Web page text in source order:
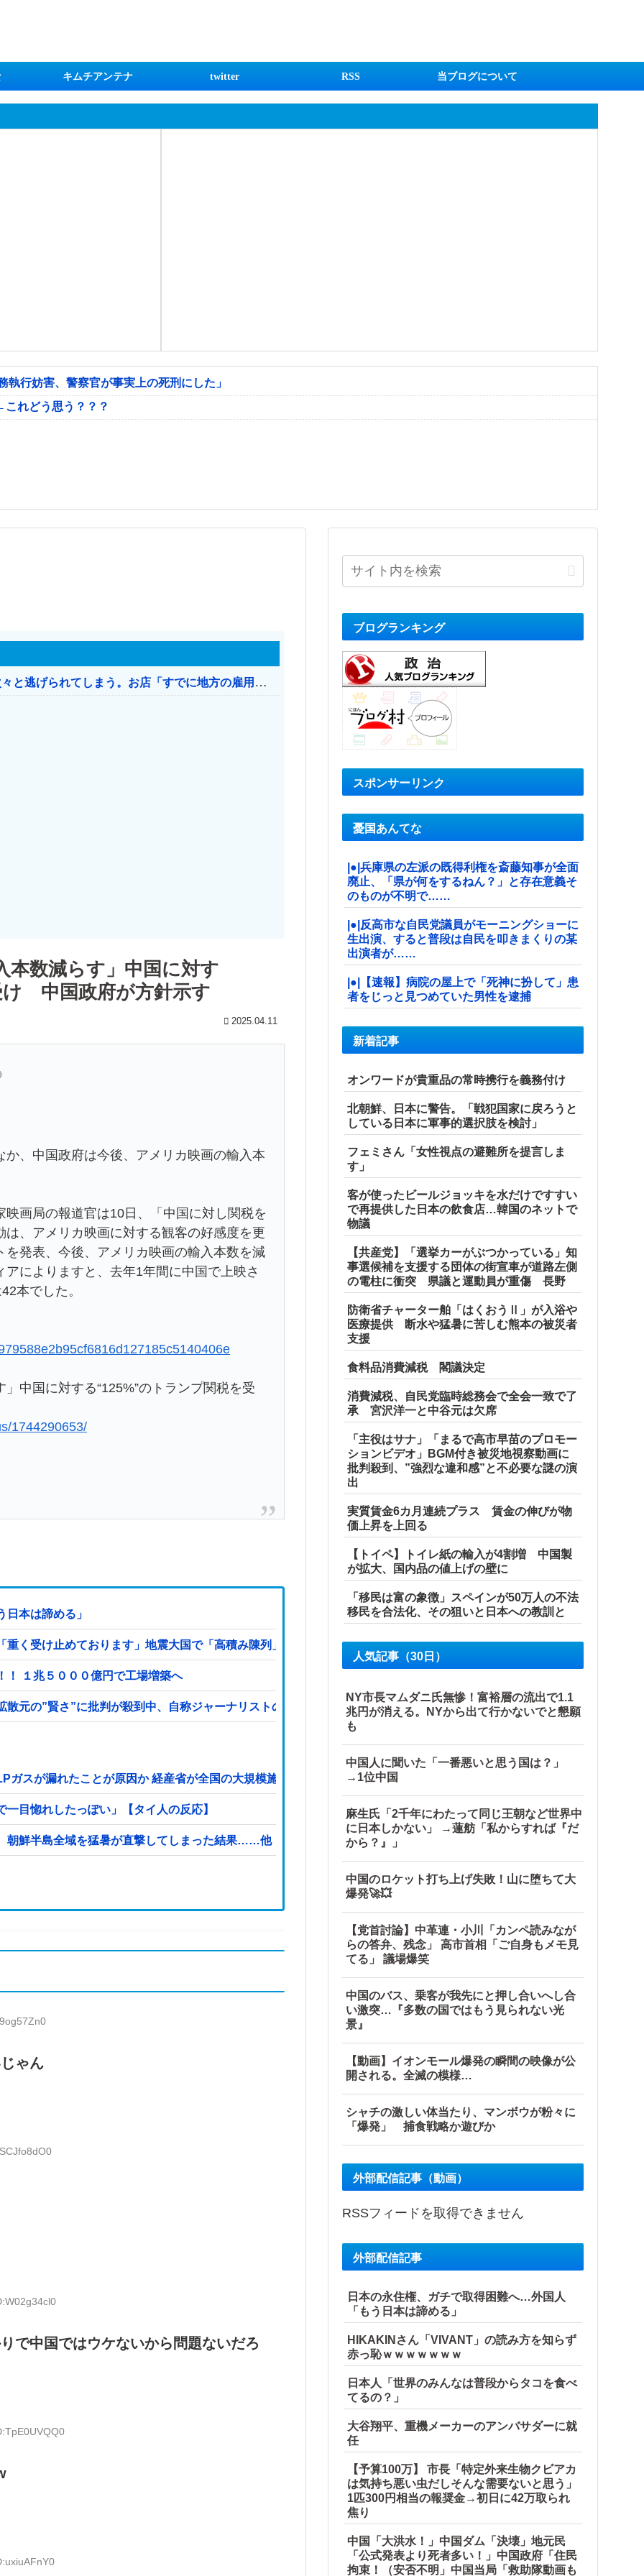
キムチアンテナ twitter RSS 当ブログについて
行妨害、警察官が事実上の死刑にした」
れどう思う？？？
日本のお店、時給1500円でもミャンマー人に次々と逃げられてしまう。お店「すでに地方の雇用は崩壊」
本数減らす」中国に対す
け 中国政府が方針示す
2025.04.11
、中国政府は今後、アメリカ映画の輸入本
画局の報道官は10日、「中国に対し関税を
、アメリカ映画に対する観客の好感度を更
発表、今後、アメリカ映画の輸入本数を減
によりますと、去年1年間に中国で上映さ
本でした。
中国に対する“125%”のトランプ関税を受
1744290653/
本は諦める」
く受け止めております」地震大国で「高積み陳列」が心配...IKEAにも聞いた
！ １兆５０００億円で工場増築へ
散元の”賢さ”に批判が殺到中、自称ジャーナリストのやり口というのが……
スが漏れたことが原因か 経産省が全国の大規模施設でガス供給設備の点検要請
目惚れしたっぽい」【タイ人の反応】
朝鮮半島全域を猛暑が直撃してしまった結果……他
ゃん
で中国ではウケないから問題ないだろ
ブログランキング
スポンサーリンク
憂国あんてな
|●|兵庫県の左派の既得利権を斎藤知事が全面
廃止、「県が何をするねん？」と存在意義そ
のものが不明で……
|●|反高市な自民党議員がモーニングショーに
生出演、すると普段は自民を叩きまくりの某
出演者が……
|●|【速報】病院の屋上で「死神に扮して」患
者をじっと見つめていた男性を逮捕
新着記事
オンワードが貴重品の常時携行を義務付け
北朝鮮、日本に警告。「戦犯国家に戻ろうと
している日本に軍事的選択肢を検討」
フェミさん「女性視点の避難所を提言しま
す」
客が使ったビールジョッキを水だけですすい
で再提供した日本の飲食店…韓国のネットで
物議
【共産党】「選挙カーがぶつかっている」知
事選候補を支援する団体の街宣車が道路左側
の電柱に衝突 県議と運動員が重傷 長野
防衛省チャーター舶「はくおうⅡ」が入浴や
医療提供 断水や猛暑に苦しむ熊本の被災者
支援
食料品消費減税 閣議決定
消費減税、自民党臨時総務会で全会一致で了
承 宮沢洋一と中谷元は欠席
「主役はサナ」「まるで高市早苗のプロモー
ションビデオ」BGM付き被災地視察動画に
批判殺到、”強烈な違和感”と不必要な謎の演
出
実質賃金6カ月連続プラス 賃金の伸びが物
価上昇を上回る
【トイペ】トイレ紙の輸入が4割増 中国製
が拡大、国内品の値上げの壁に
「移民は富の象徴」スペインが50万人の不法
移民を合法化、その狙いと日本への教訓と
人気記事（30日）
NY市長マムダニ氏無惨！富裕層の流出で1.1
兆円が消える。NYから出て行かないでと懇願
も
中国人に聞いた「一番悪いと思う国は？」
→1位中国
麻生氏「2千年にわたって同じ王朝など世界中
に日本しかない」 →蓮舫「私からすれば『だ
から？』」
中国のロケット打ち上げ失敗！山に堕ちて大
爆発🚀💥
【党首討論】中革連・小川「カンペ読みなが
らの答弁、残念」 高市首相「ご自身もメモ見
てる」 議場爆笑
中国のバス、乗客が我先にと押し合いへし合
い激突…『多数の国ではもう見られない光
景』
【動画】イオンモール爆発の瞬間の映像が公
開される。全滅の模様…
シャチの激しい体当たり、マンボウが粉々に
「爆発」 捕食戦略か遊びか
外部配信記事（動画）
RSSフィードを取得できません
外部配信記事
日本の永住権、ガチで取得困難へ…外国人
「もう日本は諦める」
HIKAKINさん「VIVANT」の読み方を知らず
赤っ恥ｗｗｗｗｗｗｗ
日本人「世界のみんなは普段からタコを食べ
てるの？」
大谷翔平、重機メーカーのアンバサダーに就
任
【予算100万】 市長「特定外来生物クビアカ
は気持ち悪い虫だしそんな需要ないと思う」
1匹300円相当の報奨金→初日に42万取られ
焦り
中国「大洪水！」中国ダム「決壊」地元民
「公式発表より死者多い！」中国政府「住民
拘束！（安否不明」中国当局「救助隊動画も